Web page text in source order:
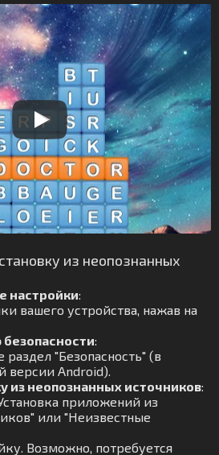
из неопознанных
настройки:
вашего устройства, нажав на
:
раздел "Безопасность" (в
версии Android).
из неопознанных источников:
приложений из
или "Неизвестные
Возможно, потребуется